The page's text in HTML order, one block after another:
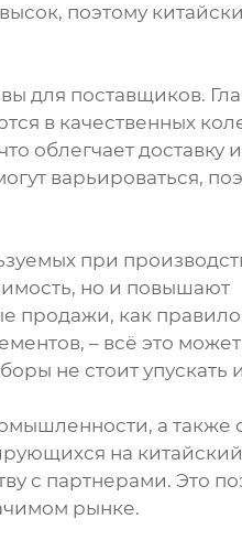
поэтому
для поставщиков.
в качественных
облегчает доставку и
варьироваться,
при
но и повышают
продажи, как
– всё это может
не стоит упускать
а также
на
с партнерами. Это
рынке.